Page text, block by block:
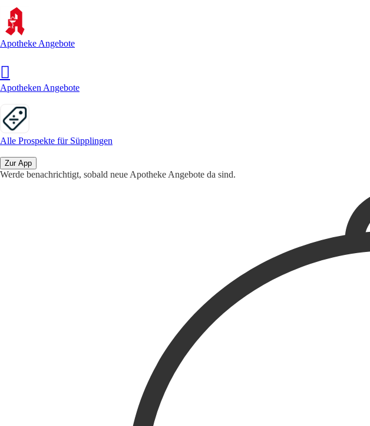
Apotheke Angebote
Apotheken Angebote
Alle Prospekte für Süpplingen
Zur App
Werde benachrichtigt, sobald neue Apotheke Angebote da sind.